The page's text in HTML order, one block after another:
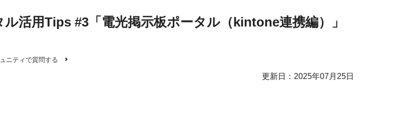
活用Tips #3「電光掲示板ポータル（kintone連携編）」
ニティで質問する
更新日：2025年07月25日